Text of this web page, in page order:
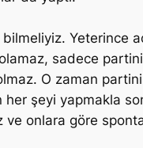
Yeterince
sadece
O zaman
şeyi yapmakla
ve onlara göre